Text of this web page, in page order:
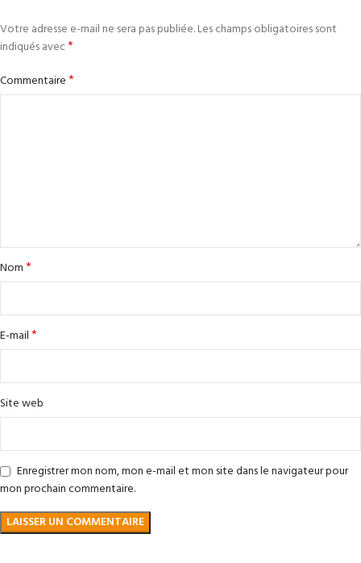
Votre adresse e-mail ne sera pas publiée.Les champs obligatoires sont
indiqués avec*
Commentaire*
Nom*
E-mail*
Site web
Enregistrer mon nom, mon e-mail et mon site dans le navigateur pour
mon prochain commentaire.